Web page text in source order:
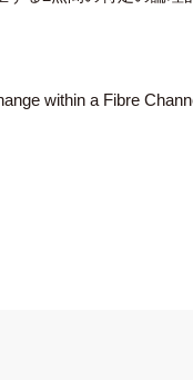
within a Fibre